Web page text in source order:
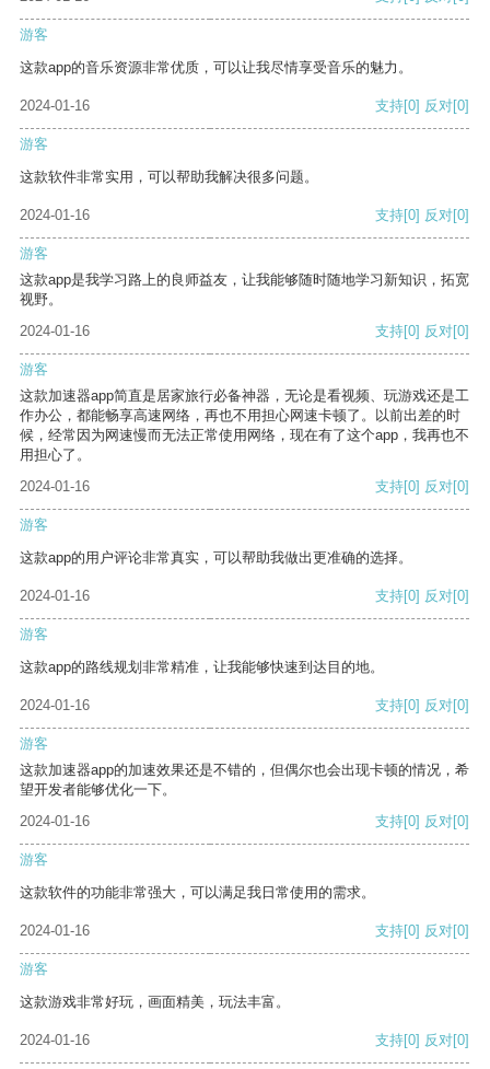
游客
这款app的音乐资源非常优质，可以让我尽情享受音乐的魅力。
2024-01-16 支持[0] 反对[0]
游客
这款软件非常实用，可以帮助我解决很多问题。
2024-01-16 支持[0] 反对[0]
游客
这款app是我学习路上的良师益友，让我能够随时随地学习新知识，拓宽
视野。
2024-01-16
支持[0] 反对[0]
游客
这款加速器app简直是居家旅行必备神器，无论是看视频、玩游戏还是工
作办公，都能畅享高速网络，再也不用担心网速卡顿了。以前出差的时
候，经常因为网速慢而无法正常使用网络，现在有了这个app，我再也不
用担心了。
2024-01-16
支持[0] 反对[0]
游客
这款app的用户评论非常真实，可以帮助我做出更准确的选择。
2024-01-16 支持[0] 反对[0]
游客
这款app的路线规划非常精准，让我能够快速到达目的地。
2024-01-16 支持[0] 反对[0]
游客
这款加速器app的加速效果还是不错的，但偶尔也会出现卡顿的情况，希
望开发者能够优化一下。
2024-01-16
支持[0] 反对[0]
游客
这款软件的功能非常强大，可以满足我日常使用的需求。
2024-01-16 支持[0] 反对[0]
游客
这款游戏非常好玩，画面精美，玩法丰富。
2024-01-16 支持[0] 反对[0]